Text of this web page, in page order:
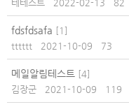
테테스트
2022-02-13 82
fdsfdsafa [ 1 ]
tttttt
2021-10-09 73
메일알림테스트 [4]
김장군
2021-10-09 119